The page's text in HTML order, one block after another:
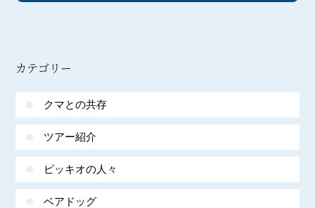
カテゴリー
クマとの共存
ツアー紹介
ピッキオの人々
ベアドッグ